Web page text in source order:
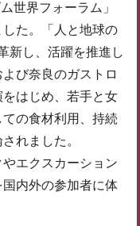
世界フォーラム」
た。「人と地球の
新し、活躍を推進し
び奈良のガストロ
はじめ、若手と女
の食材利用、持続
れました。
エクスカーション
内外の参加者に体